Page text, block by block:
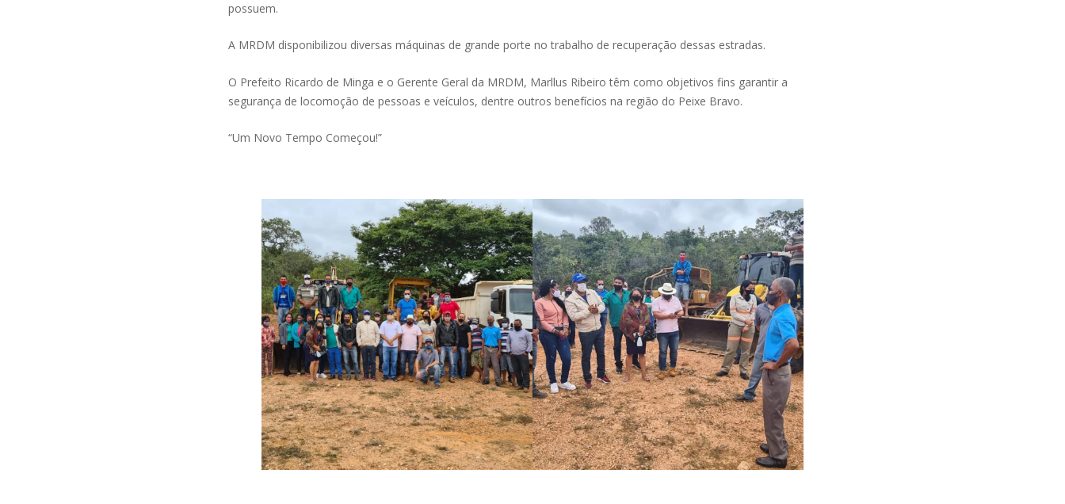
possuem.
A MRDM disponibilizou diversas máquinas de grande porte no trabalho de recuperação dessas estradas.
O Prefeito Ricardo de Minga e o Gerente Geral da MRDM, Marllus Ribeiro têm como objetivos fins garantir a
segurança de locomoção de pessoas e veículos, dentre outros benefícios na região do Peixe Bravo.
“Um Novo Tempo Começou!”